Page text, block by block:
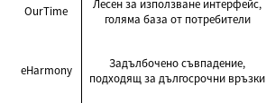
OurTime
Лесен за използване интерфейс,
голяма база от потребители
eHarmony
Задълбочено съвпадение,
подходящ за дългосрочни връзки